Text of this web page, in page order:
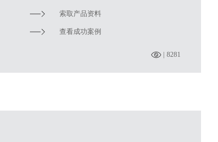
索取产品资料
查看成功案例
| 8281